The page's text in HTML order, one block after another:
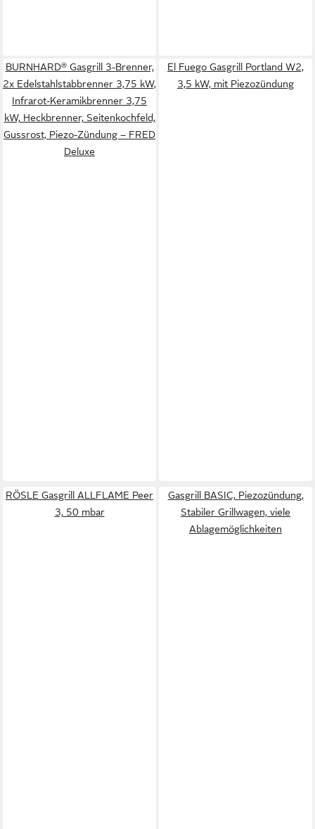
BURNHARD® Gasgrill 3-Brenner,
2x Edelstahlstabbrenner 3,75 kW,
Infrarot-Keramikbrenner 3,75
kW, Heckbrenner, Seitenkochfeld,
Gussrost, Piezo-Zündung – FRED
Deluxe
El Fuego Gasgrill Portland W2,
3,5 kW, mit Piezozündung
RÖSLE Gasgrill ALLFLAME Peer
3, 50 mbar
Gasgrill BASIC, Piezozündung,
Stabiler Grillwagen, viele
Ablagemöglichkeiten